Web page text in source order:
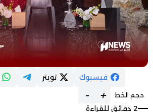
فيسبوك تويتر
حجم الخط +
-
2 دقائق للقراءة